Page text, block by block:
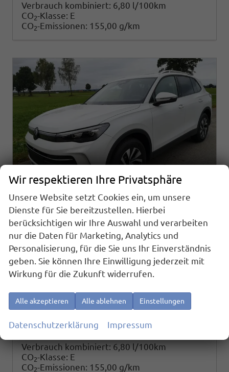
Verbrauch kombiniert: 6,80 l/100km
CO2-Klasse: E
CO2-Emissionen: 155,00 g/km
Volkswagen Tiguan
1.5 eTSI 96 kW Life Navi ACC LED AHK
sofort lieferbar Fahrzeug mit Tageszulassung
24903 Getriebe
Automatik
Benzin
Leistung96 kW (131 PS) Kilometerstand10 km
01.01.2026
35.490,– € Details
Verbrauch kombiniert: 6,80 l/100km
CO2-Klasse: E
CO2-Emissionen: 155,00 g/km
Wir respektieren Ihre Privatsphäre
Unsere Website setzt Cookies ein, um unsere
Dienste für Sie bereitzustellen. Hierbei
berücksichtigen wir Ihre Auswahl und verarbeiten
nur die Daten für Marketing, Analytics und
Personalisierung, für die Sie uns Ihr Einverständnis
geben. Sie können Ihre Einwilligung jederzeit mit
Wirkung für die Zukunft widerrufen.
Alle akzeptieren Alle ablehnen Einstellungen
Datenschutzerklärung Impressum